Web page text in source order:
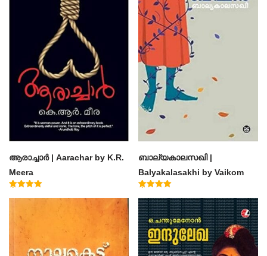
ആരാച്ചാര്‍ | Aarachar by K.R.
Meera
ബാല്യകാലസഖി |
Balyakalasakhi by Vaikom
Muhammad Basheer
4.60
out of 5